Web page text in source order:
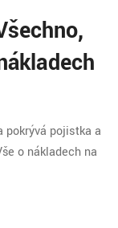
pojistka a
o nákladech na